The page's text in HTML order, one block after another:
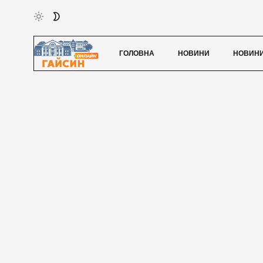
ГОЛОВНА НОВИНИ НОВИНИ